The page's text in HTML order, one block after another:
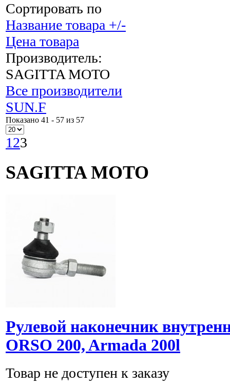
Сортировать по
Название товара +/-
Цена товара
Производитель:
SAGITTA MOTO
Все производители
SUN.F
Показано 41 - 57 из 57
123
SAGITTA MOTO
Рулевой наконечник
ORSO 200, Armada 200l
Товар не доступен к заказу